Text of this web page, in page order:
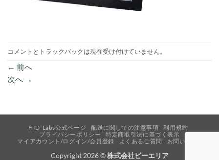
コメントとトラックバックは現在受け付けていません。
← 前へ
次へ →
HID-Labs公式ページ 配送に関しての注意事項
利用規約
プライバシーポリシー
特定商取引法に基づく表示
マイアカウント/ログイン/会員登録
よくあるご質問 お問い合わせ
Copyright 2026 ©株式会社ビーエリア